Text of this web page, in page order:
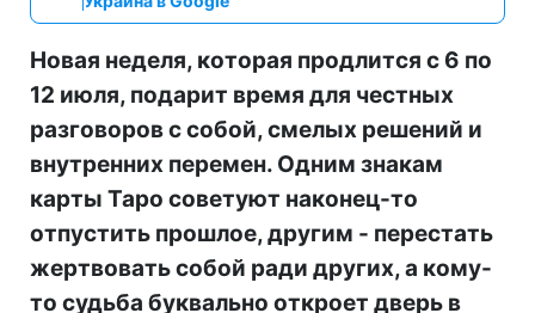
Новая неделя, которая продлится с 6 по
12 июля, подарит время для честных
разговоров с собой, смелых решений и
внутренних перемен. Одним знакам
карты Таро советуют наконец-то
отпустить прошлое, другим - перестать
жертвовать собой ради других, а кому-
то судьба буквально откроет дверь в